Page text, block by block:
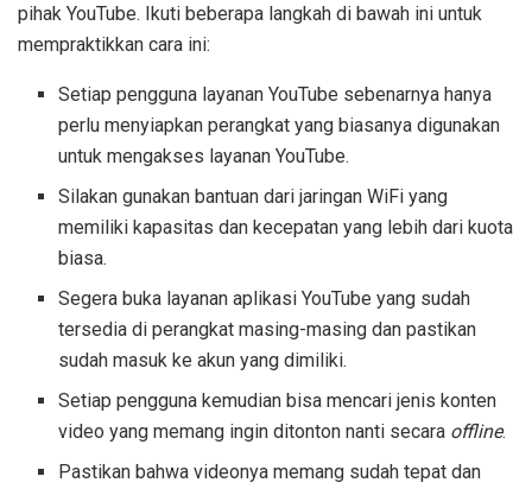
pihak YouTube. Ikuti beberapa langkah di bawah ini untuk
mempraktikkan cara ini:
Setiap pengguna layanan YouTube sebenarnya hanya
perlu menyiapkan perangkat yang biasanya digunakan
untuk mengakses layanan YouTube.
Silakan gunakan bantuan dari jaringan WiFi yang
memiliki kapasitas dan kecepatan yang lebih dari kuota
biasa.
Segera buka layanan aplikasi YouTube yang sudah
tersedia di perangkat masing-masing dan pastikan
sudah masuk ke akun yang dimiliki.
Setiap pengguna kemudian bisa mencari jenis konten
video yang memang ingin ditonton nanti secara offline.
Pastikan bahwa videonya memang sudah tepat dan